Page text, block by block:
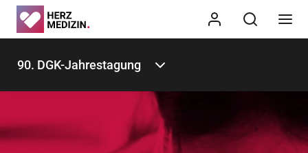
90. DGK-Jahrestagung